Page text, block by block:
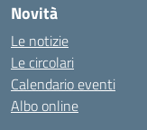
Novità
Le notizie
Le circolari
Calendario eventi
Albo online